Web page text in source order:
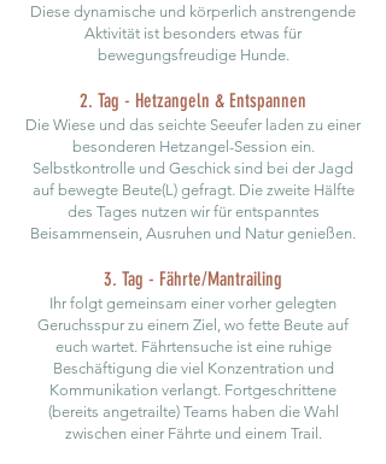
Diese dynamische und körperlich anstrengende
Aktivität ist besonders etwas für
bewegungsfreudige Hunde.
2. Tag - Hetzangeln & Entspannen
Die Wiese und das seichte Seeufer laden zu einer
besonderen Hetzangel-Session ein.
Selbstkontrolle und Geschick sind bei der Jagd
auf bewegte Beute(L) gefragt. Die zweite Hälfte
des Tages nutzen wir für entspanntes
Beisammensein, Ausruhen und Natur genießen.
3. Tag - Fährte/Mantrailing
Ihr folgt gemeinsam einer vorher gelegten
Geruchsspur zu einem Ziel, wo fette Beute auf
euch wartet. Fährtensuche ist eine ruhige
Beschäftigung die viel Konzentration und
Kommunikation verlangt. Fortgeschrittene
(bereits angetrailte) Teams haben die Wahl
zwischen einer Fährte und einem Trail.